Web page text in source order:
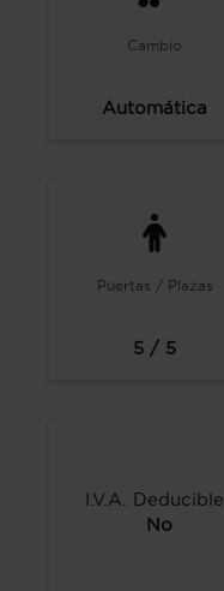
Cambio
Automática
Puertas / Plazas
5 / 5
I.V.A. Deducible
No